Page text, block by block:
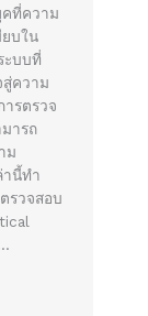
คที่ความ
บใน
ะบบที่
ความ
ารตรวจ
ารถ
ม
านี้ทำ
รวจสอบ